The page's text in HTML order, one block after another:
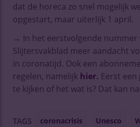
dat de horeca zo snel mogelijk
opgestart, maar uiterlijk 1 april.
→ In het eerstvolgende nummer
Slijtersvakblad meer aandacht
in coronatijd. Ook een
regelen, namelijk hier. Eerst een
te kijken of het wat is? Dat kan
TAGS coronacrisis Unesco